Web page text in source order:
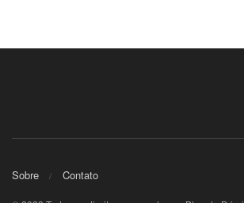
Sobre Contato